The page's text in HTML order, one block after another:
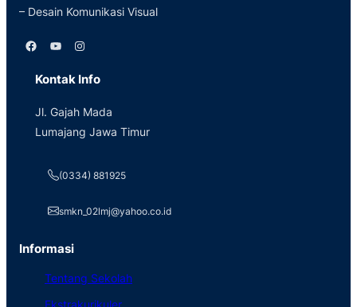
– Desain Komunikasi Visual
Facebook YouTube Instagram
Kontak Info
Jl. Gajah Mada
Lumajang Jawa Timur
(0334) 881925
smkn_02lmj@yahoo.co.id
Informasi
Tentang Sekolah
Ekstrakurikuler